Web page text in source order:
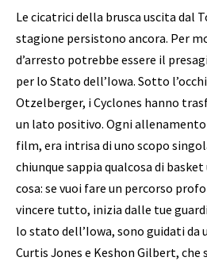
Le cicatrici della brusca uscita dal
stagione persistono ancora. Per
d’arresto potrebbe essere il
per lo Stato dell’Iowa. Sotto
Otzelberger, i Cyclones hanno
un lato positivo. Ogni
film, era intrisa di uno scopo
chiunque sappia qualcosa di
cosa: se vuoi fare un percorso
vincere tutto, inizia dalle tue
lo stato dell’Iowa, sono guidati da
Curtis Jones e Keshon Gilbert,